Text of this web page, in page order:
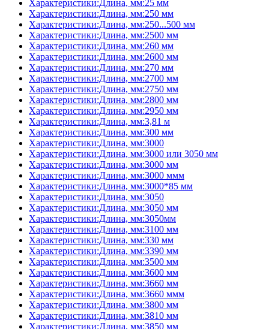
Характеристики:Длина, мм:25 мм
Характеристики:Длина, мм:250 мм
Характеристики:Длина, мм:250...500 мм
Характеристики:Длина, мм:2500 мм
Характеристики:Длина, мм:260 мм
Характеристики:Длина, мм:2600 мм
Характеристики:Длина, мм:270 мм
Характеристики:Длина, мм:2700 мм
Характеристики:Длина, мм:2750 мм
Характеристики:Длина, мм:2800 мм
Характеристики:Длина, мм:2950 мм
Характеристики:Длина, мм:3,81 м
Характеристики:Длина, мм:300 мм
Характеристики:Длина, мм:3000
Характеристики:Длина, мм:3000 или 3050 мм
Характеристики:Длина, мм:3000 мм
Характеристики:Длина, мм:3000 ммм
Характеристики:Длина, мм:3000*85 мм
Характеристики:Длина, мм:3050
Характеристики:Длина, мм:3050 мм
Характеристики:Длина, мм:3050мм
Характеристики:Длина, мм:3100 мм
Характеристики:Длина, мм:330 мм
Характеристики:Длина, мм:3390 мм
Характеристики:Длина, мм:3500 мм
Характеристики:Длина, мм:3600 мм
Характеристики:Длина, мм:3660 мм
Характеристики:Длина, мм:3660 ммм
Характеристики:Длина, мм:3800 мм
Характеристики:Длина, мм:3810 мм
Характеристики:Длина, мм:3850 мм